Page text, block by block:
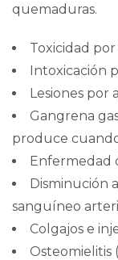
quemaduras.
Toxicidad
Intoxicación
Lesiones por
Gangrena
produce
Enfermedad
Disminución
sanguíneo
Colgajos e
Osteomielitis